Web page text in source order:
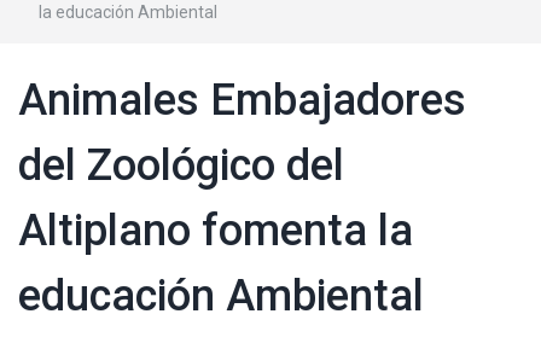
la educación Ambiental
Animales Embajadores
del Zoológico del
Altiplano fomenta la
educación Ambiental